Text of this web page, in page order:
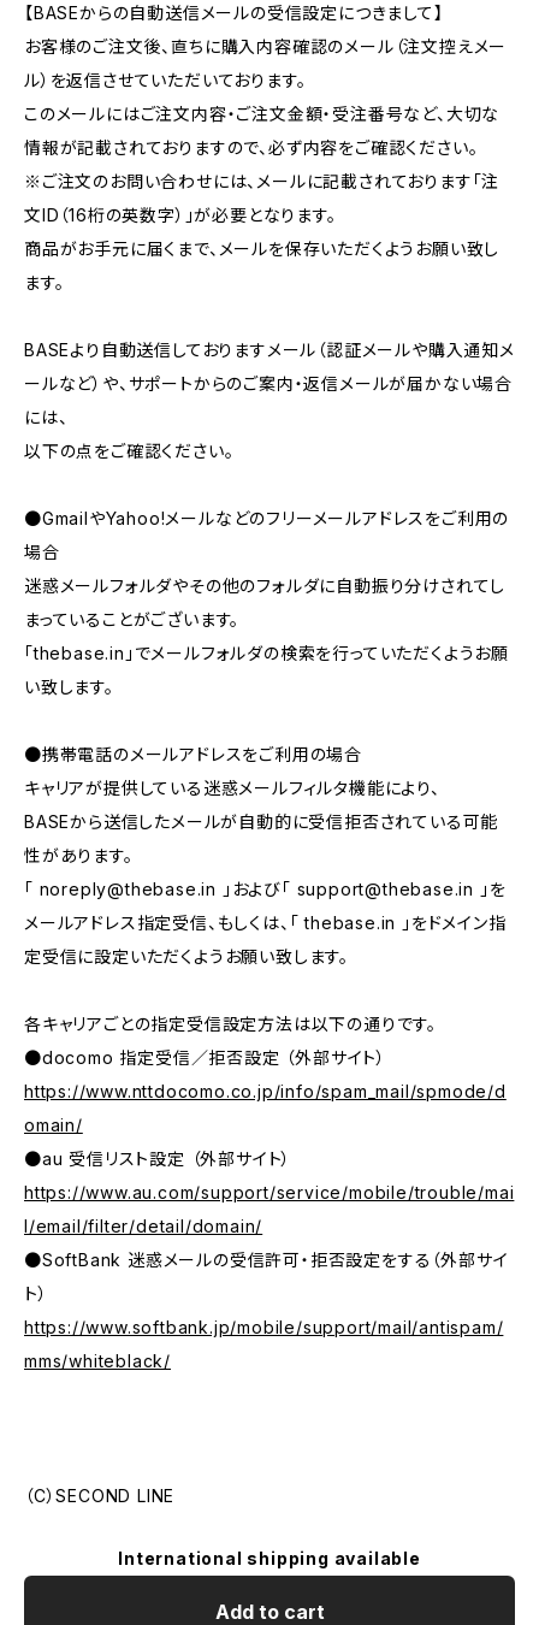
【BASEからの自動送信メールの受信設定につきまして】
お客様のご注文後、直ちに購入内容確認のメール（注文控えメー
ル）を返信させていただいております。
このメールにはご注文内容・ご注文金額・受注番号など、大切な
情報が記載されておりますので、必ず内容をご確認ください。
※ご注文のお問い合わせには、メールに記載されております「注
文ID（16桁の英数字）」が必要となります。
商品がお手元に届くまで、メールを保存いただくようお願い致し
ます。
BASEより自動送信しておりますメール（認証メールや購入通知メ
ールなど）や、サポートからのご案内・返信メールが届かない場合
には、
以下の点をご確認ください。
●GmailやYahoo!メールなどのフリーメールアドレスをご利用の
場合
迷惑メールフォルダやその他のフォルダに自動振り分けされてし
まっていることがございます。
「thebase.in」でメールフォルダの検索を行っていただくようお願
い致します。
●携帯電話のメールアドレスをご利用の場合
キャリアが提供している迷惑メールフィルタ機能により、
BASEから送信したメールが自動的に受信拒否されている可能
性があります。
「 noreply@thebase.in 」および「 support@thebase.in
」を
メールアドレス指定受信、もしくは、「 thebase.in 」をドメイン指
定受信に設定いただくようお願い致します。
各キャリアごとの指定受信設定方法は以下の通りです。
●docomo 指定受信／拒否設定 （外部サイト）
https://www.nttdocomo.co.jp/info/spam_mail/spmode/d
omain/
●au 受信リスト設定 （外部サイト）
https://www.au.com/support/service/mobile/trouble/mai
l/email/filter/detail/domain/
●SoftBank 迷惑メールの受信許可・拒否設定をする（外部サイ
ト）
https://www.softbank.jp/mobile/support/mail/antispam/
mms/whiteblack/
（C）SECOND LINE
International shipping available
Add to cart